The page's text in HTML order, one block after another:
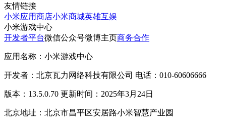
友情链接
小米应用商店小米商城英雄互娱
小米游戏中心
开发者平台微信公众号微博主页商务合作
应用名称：小米游戏中心
开发者：北京瓦力网络科技有限公司 电话：010-60606666
版本：13.5.0.70 更新时间：2025年3月24日
北京地址：北京市昌平区安居路小米智慧产业园